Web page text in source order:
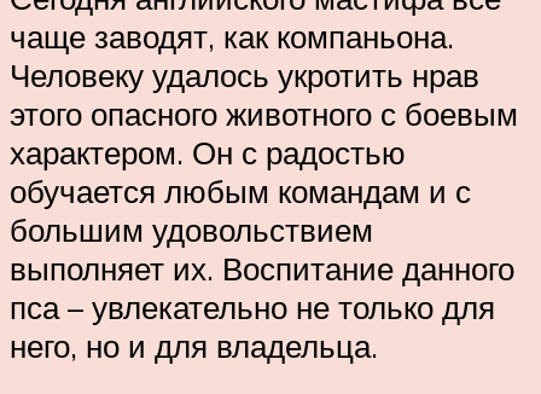
чаще заводят, как компаньона.
Человеку удалось укротить нрав
этого опасного животного с боевым
характером. Он с радостью
обучается любым командам и с
большим удовольствием
выполняет их. Воспитание данного
пса – увлекательно не только для
него, но и для владельца.